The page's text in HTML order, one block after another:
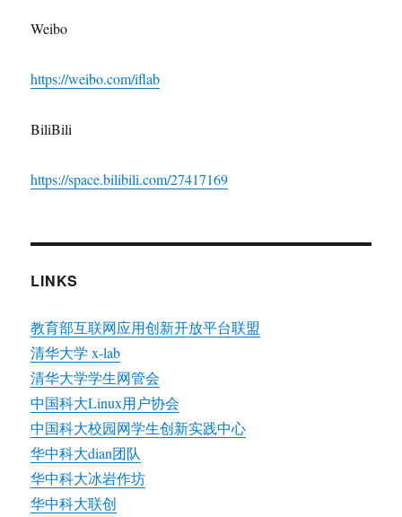
Weibo
https://weibo.com/iflab
BiliBili
https://space.bilibili.com/27417169
LINKS
教育部互联网应用创新开放平台联盟
清华大学 x-lab
清华大学学生网管会
中国科大Linux用户协会
中国科大校园网学生创新实践中心
华中科大dian团队
华中科大冰岩作坊
华中科大联创